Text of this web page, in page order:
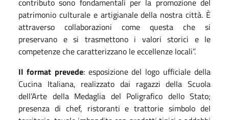
patrimonio culturale e artigianale della nostra città. È
attraverso collaborazioni come questa che si
preservano e si trasmettono i valori storici e le
competenze che caratterizzano le eccellenze locali”.
Il format prevede: esposizione del logo ufficiale della
Cucina Italiana, realizzato dai ragazzi della Scuola
dell’Arte della Medaglia del Poligrafico dello Stato;
presenza di chef, ristoranti e trattorie simbolo del